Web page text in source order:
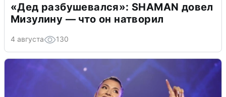
«Дед разбушевался»: SHAMAN довел
Мизулину — что он натворил
4 августа 130